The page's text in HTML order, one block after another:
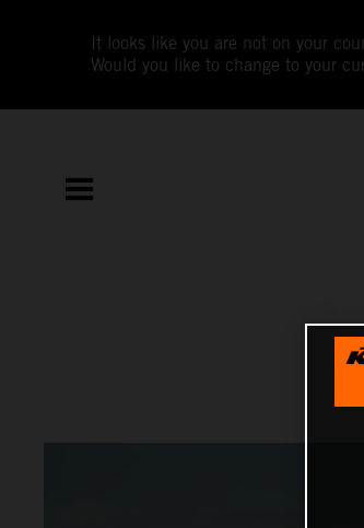
It looks like you are not on your
Would you like to change to your